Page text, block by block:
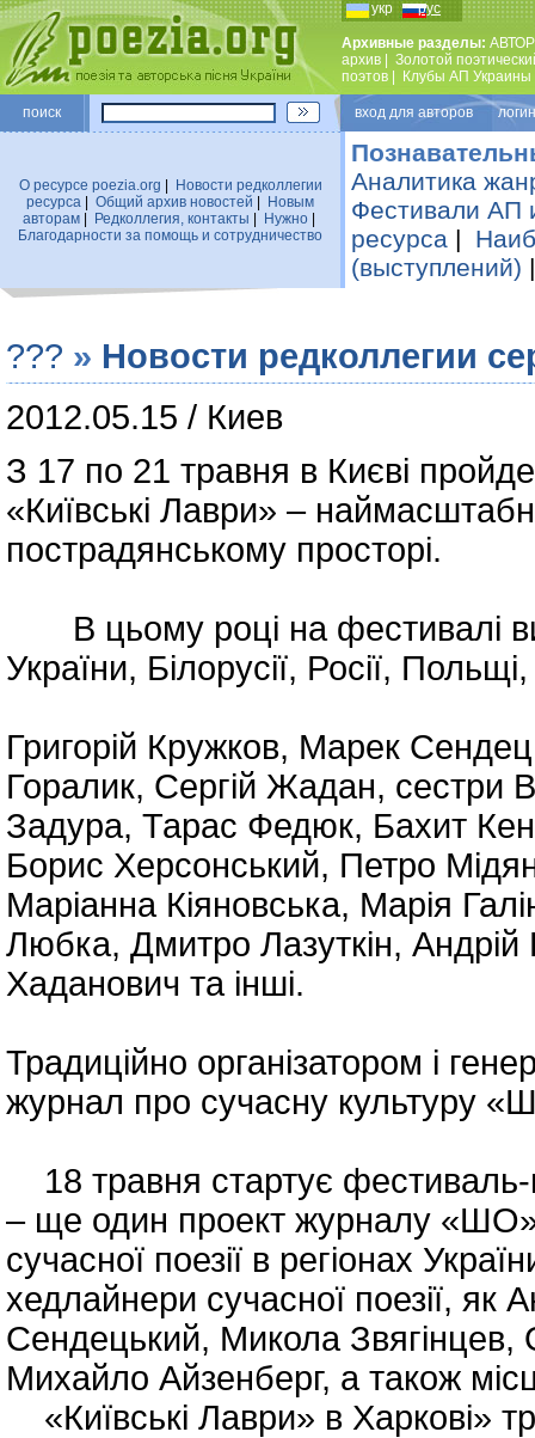
укр рус
Архивные разделы:
архив
Золотой
поэтов
Клубы АП Украины
поиск вход для авторов
О ресурсе poezia.org
Новости редколлегии
ресурса
Общий архив новостей
Новым
авторам| Редколлегия, контакты Нужно|
Благодарности за помощь и сотрудничество
Аналитика
Фестивали АП
ресурса |
(выступлений)
??? » Новости редколлегии
2012.05.15 / Киев
З 17 по 21 травня в Києві
«Київські Лаври» –
пострадянському просторі.
В цьому році на фестивалі
України, Білорусії, Росії,
Григорій Кружков, Марек
Горалик, Сергій Жадан, сестри
Задура, Тарас Федюк, Бахит
Борис Херсонський, Петро
Маріанна Кіяновська, Марія
Любка, Дмитро Лазуткін,
Хаданович та інші.
Традиційно організатором і
журнал про сучасну культуру
18 травня стартує фестиваль-
– ще один проект журналу
сучасної поезії в регіонах
хедлайнери сучасної поезії,
Сендецький, Микола
Михайло Айзенберг, а також
«Київські Лаври» в Харкові»